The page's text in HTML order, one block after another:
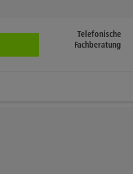
Telefonische
Fachberatung